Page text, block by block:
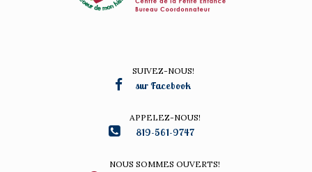
SUIVEZ-NOUS!
sur Facebook
APPELEZ-NOUS!
819-561-9747
NOUS SOMMES OUVERTS!